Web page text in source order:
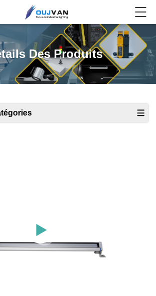
Des Produits